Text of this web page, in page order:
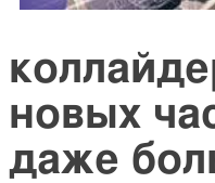
новых
даже